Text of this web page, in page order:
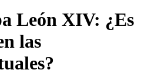
León XIV: ¿Es
las